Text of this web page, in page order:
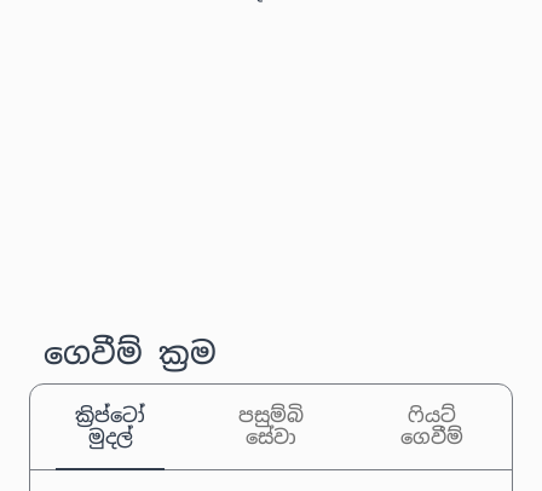
ගෙවීම් ක්‍රම
ක්‍රිප්ටෝ
මුදල්
පසුම්බි
සේවා
ෆියට්
ගෙවීම්